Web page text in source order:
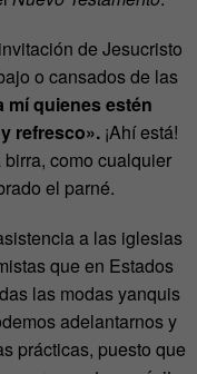
de Jesucristo
o cansados de las
mí quienes estén
refresco». ¡Ahí está!
como cualquier
el parné.
a las iglesias
que en Estados
las modas yanquis
adelantarnos y
prácticas, puesto que